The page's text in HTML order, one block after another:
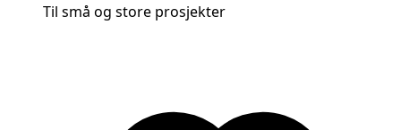
Til små og store prosjekter